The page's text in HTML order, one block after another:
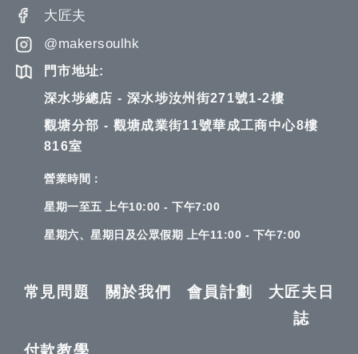
大匠夫
@makersoulhk
門市地址:
深水埗總店 - 深水埗汝州街271號1-2樓
觀塘分部 - 觀塘成業街11號華成工商中心8樓
816室
營業時間：
星期一至五 上午10:00 - 下午7:00
星期六、星期日及公眾假期 上午11:00 - 下午7:00
常見問題 關於我們 會員計劃
大匠夫日
誌
付款教學